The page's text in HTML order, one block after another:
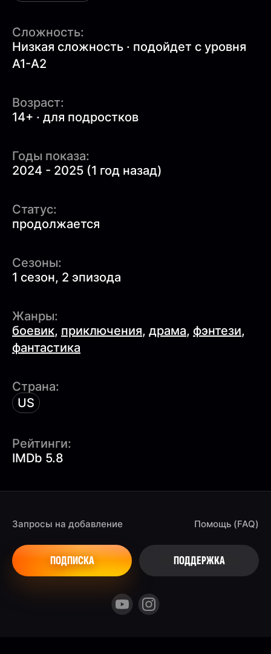
Сложность:
Низкая сложность · подойдет с уровня
A1-A2
Возраст:
14+ · для подростков
Годы показа:
2024 - 2025 (1 год назад)
Статус:
продолжается
Сезоны:
1 сезон, 2 эпизода
Жанры:
боевик, приключения, драма, фэнтези,
фантастика
Страна:
US
Рейтинги:
IMDb 5.8
Запросы на добавление
ПОДПИСКА
Помощь (FAQ)
ПОДДЕРЖКА